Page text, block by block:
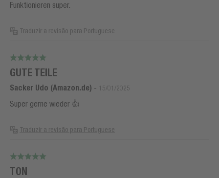
Funktionieren super.
Traduzir a revisão para Portuguese
GUTE TEILE
Sacker Udo (Amazon.de) - 15/01/2025
Super gerne wieder 👍
Traduzir a revisão para Portuguese
TON